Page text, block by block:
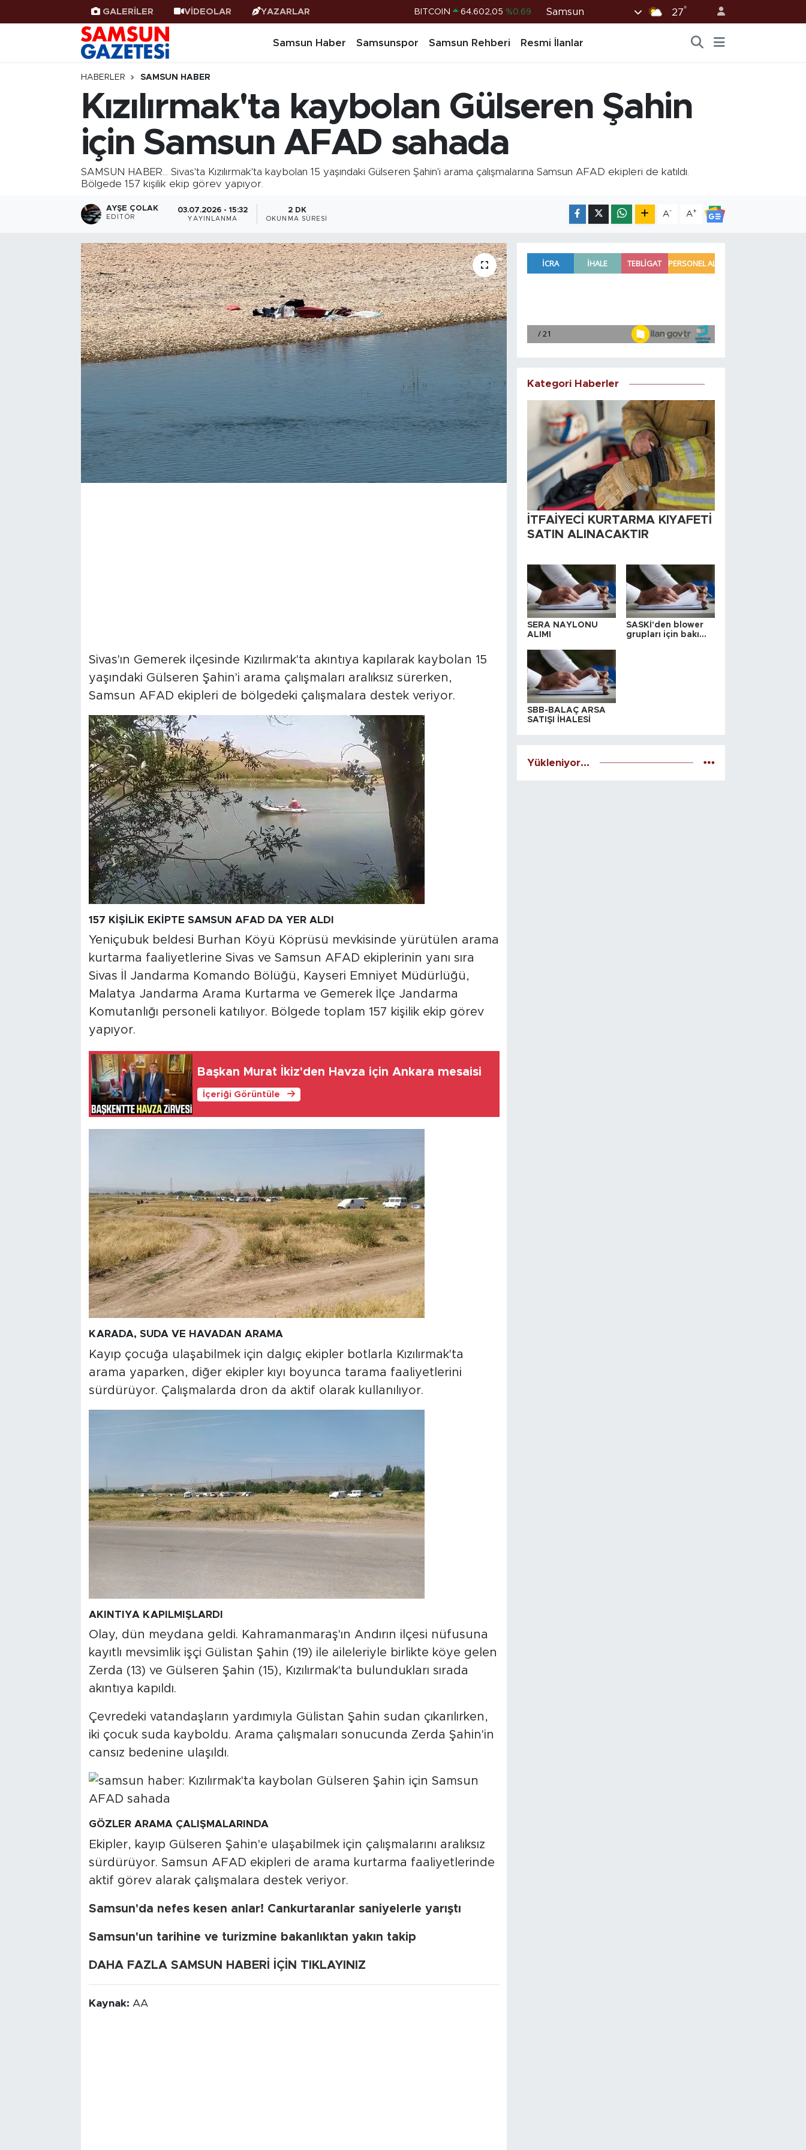
GALERİLER VİDEOLAR YAZARLAR DOLAR 47,5986 %0.06
BİST100 13.768 %48
BITCOIN 64.602,05 %0.69
Samsun 27°
Samsun Haber Samsunspor Samsun Rehberi Resmi İlanlar
HABERLER SAMSUN HABER
Kızılırmak'ta kaybolan Gülseren Şahin
için Samsun AFAD sahada
SAMSUN HABER... Sivas'ta Kızılırmak'ta kaybolan 15 yaşındaki Gülseren Şahin'i arama çalışmalarına Samsun AFAD ekipleri de katıldı.
Bölgede 157 kişilik ekip görev yapıyor.
AYŞE ÇOLAK
EDITÖR
03.07.2026 - 15:32
YAYINLANMA
2 DK
OKUNMA SÜRESI
A- A+
Sivas'ın Gemerek ilçesinde Kızılırmak'ta akıntıya kapılarak kaybolan 15
yaşındaki Gülseren Şahin'i arama çalışmaları aralıksız sürerken,
Samsun AFAD ekipleri de bölgedeki çalışmalara destek veriyor.
157 KİŞİLİK EKİPTE SAMSUN AFAD DA YER ALDI
Yeniçubuk beldesi Burhan Köyü Köprüsü mevkisinde yürütülen arama
kurtarma faaliyetlerine Sivas ve Samsun AFAD ekiplerinin yanı sıra
Sivas İl Jandarma Komando Bölüğü, Kayseri Emniyet Müdürlüğü,
Malatya Jandarma Arama Kurtarma ve Gemerek İlçe Jandarma
Komutanlığı personeli katılıyor. Bölgede toplam 157 kişilik ekip görev
yapıyor.
Başkan Murat İkiz'den Havza için Ankara mesaisi
İçeriği Görüntüle
KARADA, SUDA VE HAVADAN ARAMA
Kayıp çocuğa ulaşabilmek için dalgıç ekipler botlarla Kızılırmak'ta
arama yaparken, diğer ekipler kıyı boyunca tarama faaliyetlerini
sürdürüyor. Çalışmalarda dron da aktif olarak kullanılıyor.
AKINTIYA KAPILMIŞLARDI
Olay, dün meydana geldi. Kahramanmaraş'ın Andırın ilçesi nüfusuna
kayıtlı mevsimlik işçi Gülistan Şahin (19) ile aileleriyle birlikte köye gelen
Zerda (13) ve Gülseren Şahin (15), Kızılırmak'ta bulundukları sırada
akıntıya kapıldı.
Çevredeki vatandaşların yardımıyla Gülistan Şahin sudan çıkarılırken,
iki çocuk suda kayboldu. Arama çalışmaları sonucunda Zerda Şahin'in
cansız bedenine ulaşıldı.
GÖZLER ARAMA ÇALIŞMALARINDA
Ekipler, kayıp Gülseren Şahin'e ulaşabilmek için çalışmalarını aralıksız
sürdürüyor. Samsun AFAD ekipleri de arama kurtarma faaliyetlerinde
aktif görev alarak çalışmalara destek veriyor.
Samsun'da nefes kesen anlar! Cankurtaranlar saniyelerle yarıştı
Samsun'un tarihine ve turizmine bakanlıktan yakın takip
DAHA FAZLA SAMSUN HABERİ İÇİN TIKLAYINIZ
Kaynak: AA
Kategori Haberler
İTFAİYECİ KURTARMA KIYAFETİ
SATIN ALINACAKTIR
SERA NAYLONU
ALIMI
SASKİ'den blower
grupları için bakım
SBB-BALAÇ ARSA
SATIŞI İHALESİ
Yükleniyor...
Samsun Haber
Samsunspor
Samsun Rehberi
Resmi İlanlar
Samsun Nöbetçi Eczaneler
Samsun Hava Durumu
SAMSUN Namaz Vakitleri
Samsun Trafik Yoğunluk Haritası
Süper Lig Puan Durumu ve Fikstür
Haber Arşivi